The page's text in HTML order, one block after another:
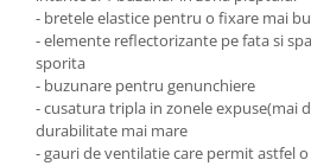
Jachete / Bluze salopeta
Pantaloni de lucru cu pieptar
Pantaloni de lucru in talie
Tricouri polo
Veste de lucru
- bretele elastice pentru o fixare mai
- elemente reflectorizante pe fata si
sporita
- buzunare pentru genunchiere
- cusatura tripla in zonele expuse(mai
durabilitate mai mare
- gauri de ventilatie care permit astfel